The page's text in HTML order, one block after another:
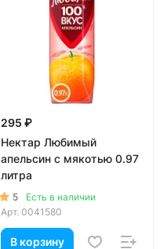
295 ₽
Нектар Любимый
апельсин с мякотью 0.97
литра
5
Есть в наличии
Арт. 0041580
В корзину